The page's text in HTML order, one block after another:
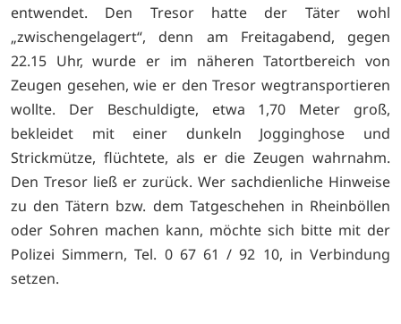
entwendet. Den Tresor hatte der Täter wohl
„zwischengelagert“, denn am Freitagabend, gegen
22.15 Uhr, wurde er im näheren Tatortbereich von
Zeugen gesehen, wie er den Tresor wegtransportieren
wollte. Der Beschuldigte, etwa 1,70 Meter groß,
bekleidet mit einer dunkeln Jogginghose und
Strickmütze, flüchtete, als er die Zeugen wahrnahm.
Den Tresor ließ er zurück. Wer sachdienliche Hinweise
zu den Tätern bzw. dem Tatgeschehen in Rheinböllen
oder Sohren machen kann, möchte sich bitte mit der
Polizei Simmern, Tel. 0 67 61 / 92 10, in Verbindung
setzen.